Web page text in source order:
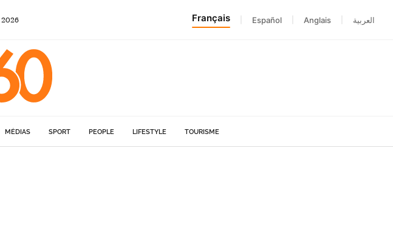
2026 Français Español Anglais العربية
MÉDIAS SPORT PEOPLE LIFESTYLE TOURISME